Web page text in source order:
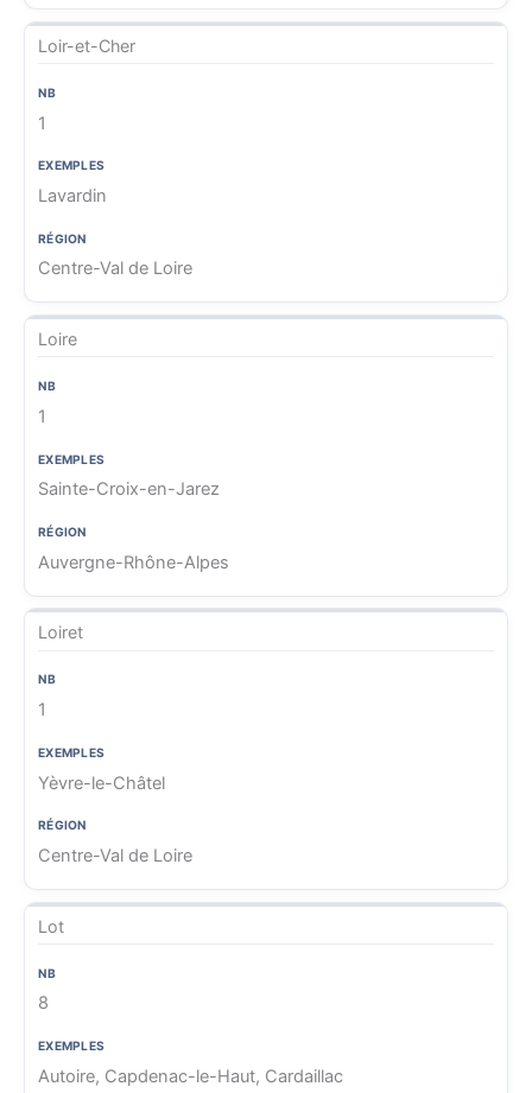
Loir-et-Cher
1
Lavardin
Centre-Val de Loire
Loire
1
Sainte-Croix-en-Jarez
Auvergne-Rhône-Alpes
Loiret
1
Yèvre-le-Châtel
Centre-Val de Loire
Lot
8
Autoire, Capdenac-le-Haut, Cardaillac